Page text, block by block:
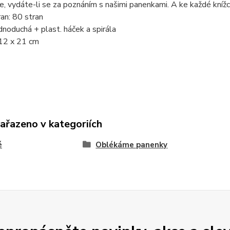
vydáte-li se za poznáním s našimi panenkami. A ke každé
80 stran
+ plast. háček a spirála
x 21 cm
v kategoriích
Oblékáme panenky